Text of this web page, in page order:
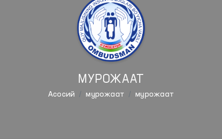
МУРОЖААТ
Aсосий мурожаат мурожаат